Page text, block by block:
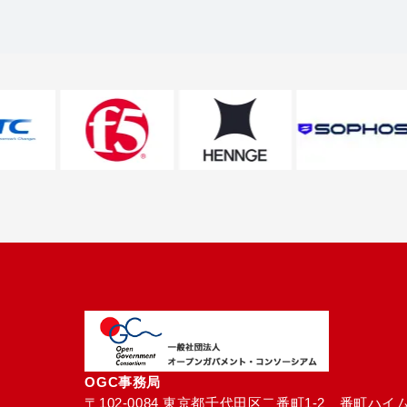
OGC事務局
〒102-0084 東京都千代田区二番町1-2　番町ハイ